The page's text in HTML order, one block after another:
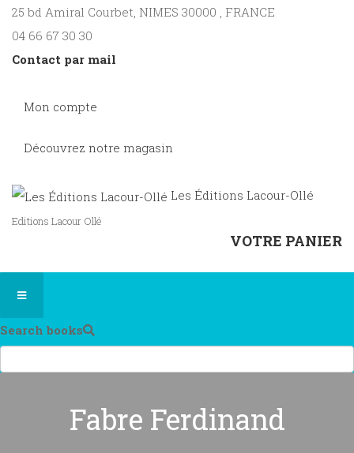
25 bd Amiral Courbet, NIMES 30000 , FRANCE
04 66 67 30 30
Contact par mail
Mon compte
Découvrez notre magasin
Les Éditions Lacour-Ollé
Editions Lacour Ollé
VOTRE PANIER
Search books
Fabre Ferdinand